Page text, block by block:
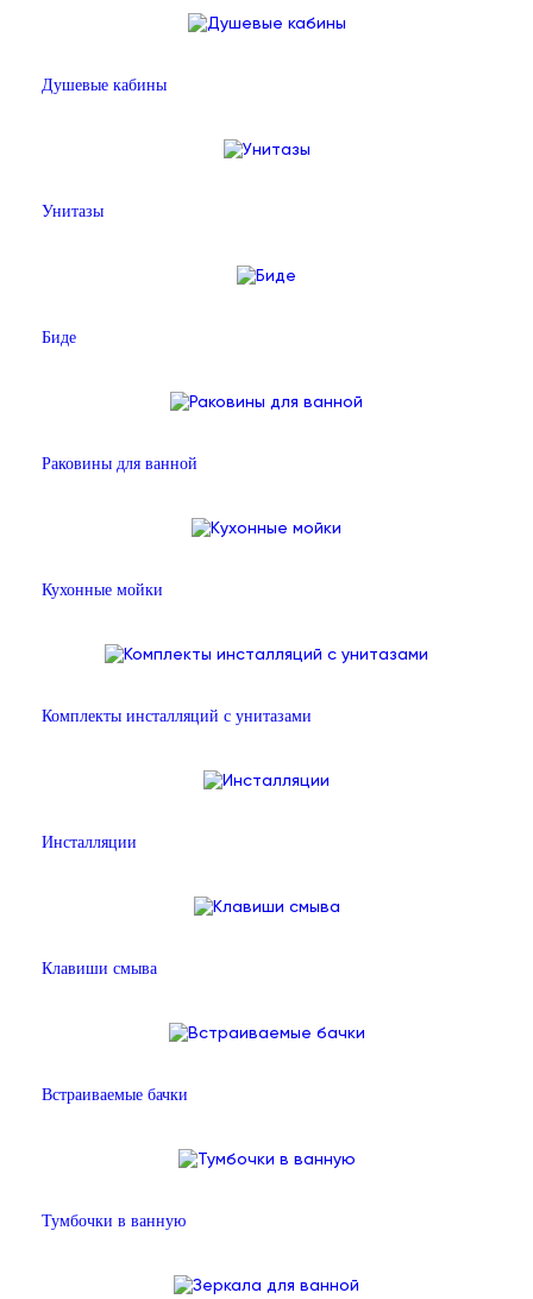
Душевые кабины
Унитазы
Биде
Раковины для ванной
Кухонные мойки
Комплекты инсталляций с унитазами
Инсталляции
Клавиши смыва
Встраиваемые бачки
Тумбочки в ванную